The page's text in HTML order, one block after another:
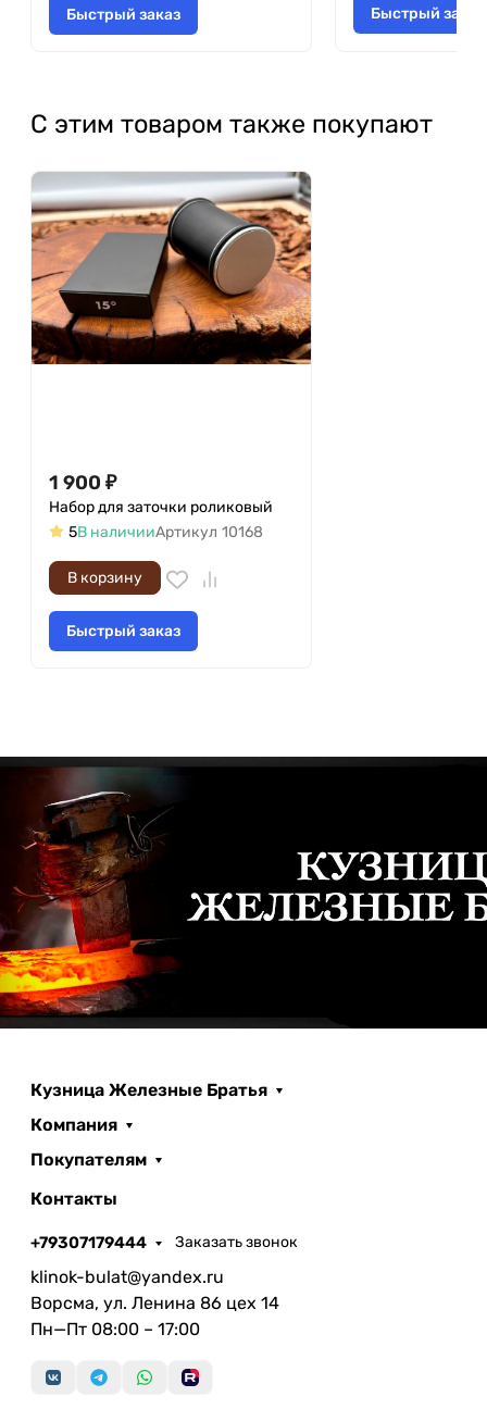
Быстрый заказ Быстрый заказ
С этим товаром также покупают
1 900 ₽
Набор для заточки роликовый
5В наличииАртикул 10168
В корзину
Быстрый заказ
Кузница Железные Братья
Компания
Покупателям
Контакты
+79307179444 Заказать звонок
klinok-bulat@yandex.ru
Ворсма, ул. Ленина 86 цех 14
Пн—Пт 08:00 – 17:00